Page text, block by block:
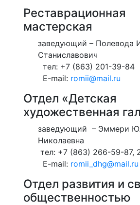
Реставрационная
мастерская
заведующий – Полевода
Станиславович
тел: +7 (863) 201-39-84
E-mail: romii@mail.ru
Отдел «Детская
художественная
заведующий ​ – Эммери
Николаевна
тел: +7 (863) 266-59-87,
E-mail: romii_dhg@mail.ru
Отдел развития и
общественностью